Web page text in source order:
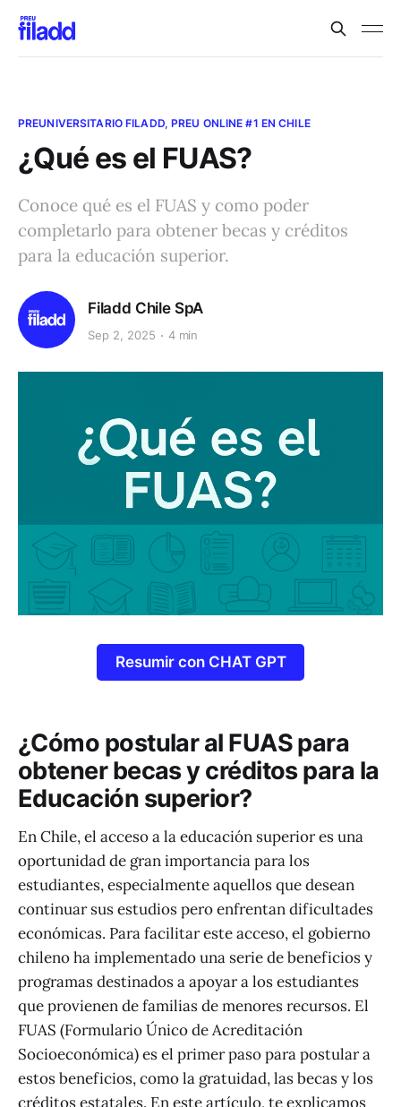
PREUNIVERSITARIO FILADD, PREU ONLINE #1 EN CHILE
¿Qué es el FUAS?
Conoce qué es el FUAS y como poder
completarlo para obtener becas y créditos
para la educación superior.
Filadd Chile SpA
Sep 2, 2025 4 min
Resumir con CHAT GPT
¿Cómo postular al FUAS para
obtener becas y créditos para la
Educación superior?
En Chile, el acceso a la educación superior es una
oportunidad de gran importancia para los
estudiantes, especialmente aquellos que desean
continuar sus estudios pero enfrentan dificultades
económicas. Para facilitar este acceso, el gobierno
chileno ha implementado una serie de beneficios y
programas destinados a apoyar a los estudiantes
que provienen de familias de menores recursos. El
FUAS (Formulario Único de Acreditación
Socioeconómica) es el primer paso para postular a
estos beneficios, como la gratuidad, las becas y los
créditos estatales. En este artículo, te explicamos